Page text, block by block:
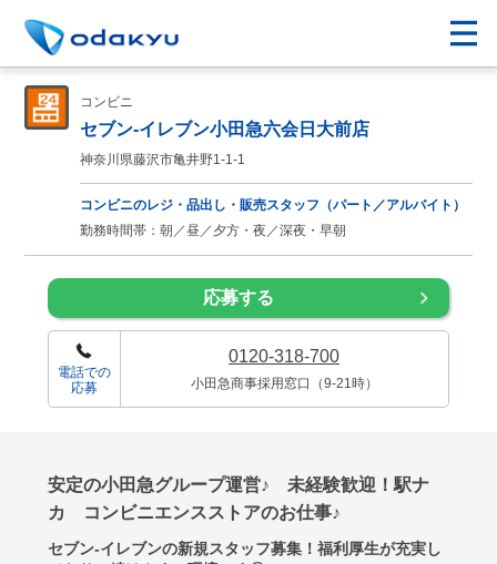
コンビニ
セブン-イレブン小田急六会日大前店
神奈川県藤沢市亀井野1-1-1
コンビニのレジ・品出し・販売スタッフ（パート／アルバイト）
勤務時間帯：朝／昼／夕方・夜／深夜・早朝
応募する
電話での
応募
0120-318-700
小田急商事採用窓口（9-21時）
安定の小田急グループ運営♪ 未経験歓迎！駅ナ
カ コンビニエンスストアのお仕事♪
セブン-イレブンの新規スタッフ募集！福利厚生が充実し